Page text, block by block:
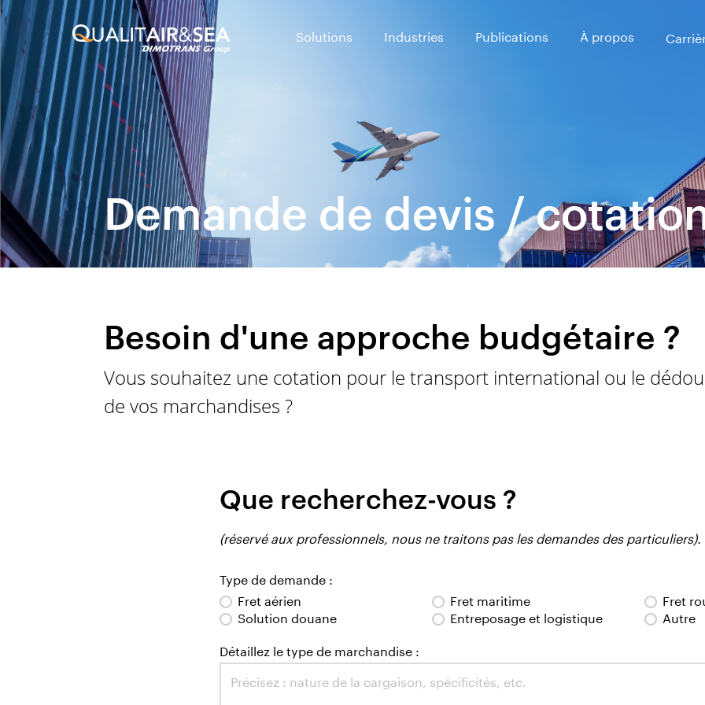
Solutions Industries Publications À propos
Demande de devis /
Besoin d'une approche budgétaire ?
Vous souhaitez une cotation pour le transport international ou le
de vos marchandises ?
Que recherchez-vous ?
(réservé aux professionnels, nous ne traitons pas les demandes des particuliers).
Type de demande :
Fret aérien
Fret maritime
Fret
Solution douane
Entreposage et logistique
Autre
Détaillez le type de marchandise :